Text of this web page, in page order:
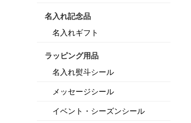
名入れ記念品
名入れギフト
ラッピング用品
名入れ熨斗シール
メッセージシール
イベント・シーズンシール